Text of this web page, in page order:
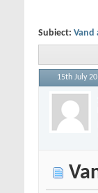
Subiect: Vand
15th July